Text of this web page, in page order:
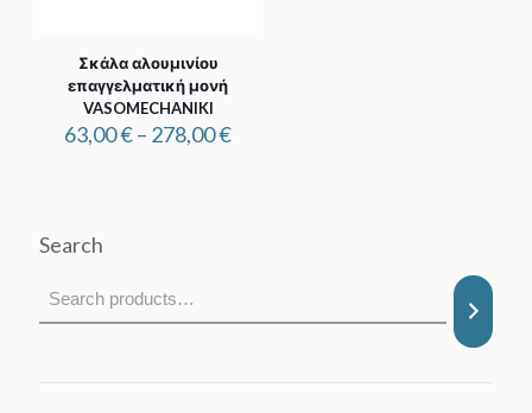
Σκάλα αλουμινίου
επαγγελματική μονή
VASOMECHANIKI
63,00€– 278,00€Price
Search